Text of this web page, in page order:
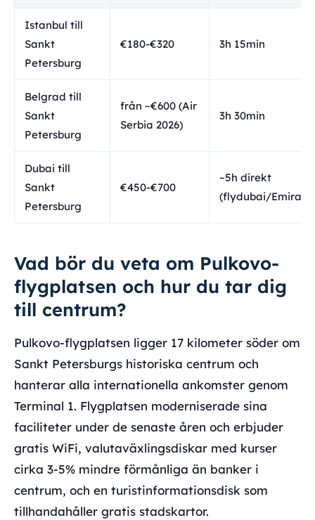
Istanbul till
Sankt
Petersburg
€180-€320 3h 15min
Belgrad till
Sankt
Petersburg
från ~€600 (Air
Serbia 2026)
3h 30min
Dubai till
Sankt
Petersburg
€450-€700
~5h direkt
(flydubai/
Vad bör du veta om Pulkovo-
flygplatsen och hur du tar dig
till centrum?
Pulkovo-flygplatsen ligger 17 kilometer söder om
Sankt Petersburgs historiska centrum och
hanterar alla internationella ankomster genom
Terminal 1. Flygplatsen moderniserade sina
faciliteter under de senaste åren och erbjuder
gratis WiFi, valutaväxlingsdiskar med kurser
cirka 3-5% mindre förmånliga än banker i
centrum, och en turistinformationsdisk som
tillhandahåller gratis stadskartor.